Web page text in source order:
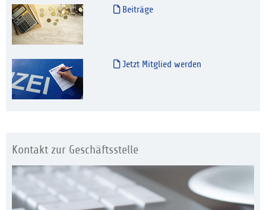
Beiträge
Jetzt Mitglied werden
Kontakt zur Geschäftsstelle